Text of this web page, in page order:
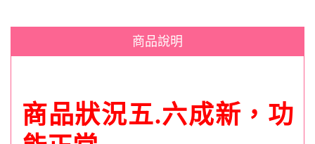
商品說明
商品狀況五.六成新，功